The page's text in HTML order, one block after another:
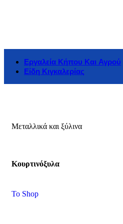
Εργαλεία Κήπου Και Αγρού
Είδη Κιγκαλερίας
Μεταλλικά και ξύλινα
Κουρτινόξυλα
To Shop